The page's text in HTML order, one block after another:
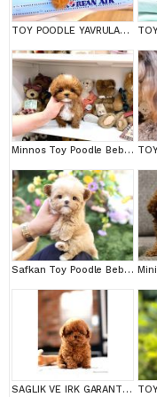
TOY POODLE YAVRULARIM
Minnos Toy Poodle Bebeklerimiz
Safkan Toy Poodle Bebeklerimiz
SAGLIK VE IRK GARANTILI TOY POODLE YAVRULARIM